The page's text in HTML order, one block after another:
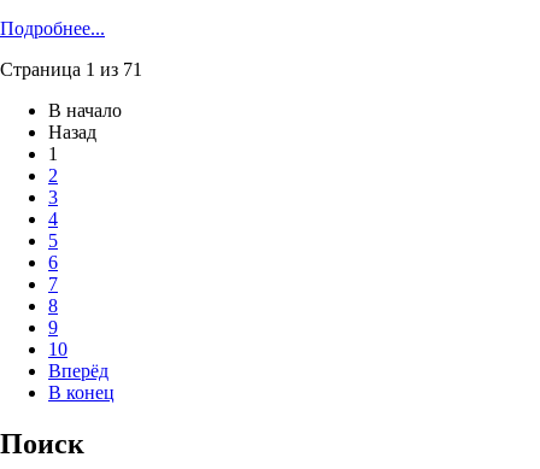
Подробнее...
Страница 1 из 71
В начало
Назад
1
2
3
4
5
6
7
8
9
10
Вперёд
В конец
Поиск